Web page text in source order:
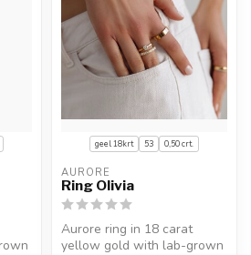
geel 18krt 53 0,50 crt.
AURORE
Ring Olivia
Aurore ring in 18 carat
yellow gold with lab-grown